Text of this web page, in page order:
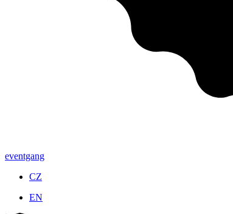
eventgang
CZ
EN